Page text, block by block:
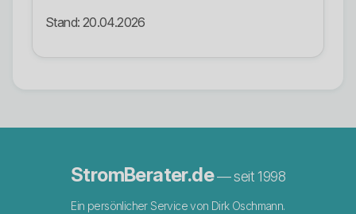
Stand: 20.04.2026
StromBerater.de— seit 1998
Ein persönlicher Service von Dirk Oschmann.